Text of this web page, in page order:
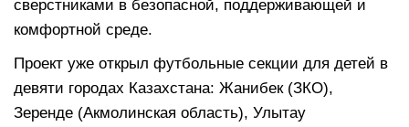
сверстниками в безопасной, поддерживающей и
комфортной среде.
Проект уже открыл футбольные секции для детей в
девяти городах Казахстана: Жанибек (ЗКО),
Зеренде (Акмолинская область), Улытау